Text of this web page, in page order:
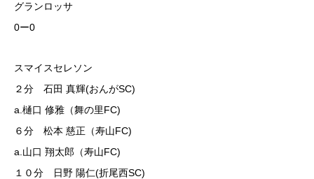
グランロッサ
0ー0
スマイスセレソン
２分 石田 真輝(おんがSC)
a.樋口 修雅（舞の里FC)
６分 松本 慈正（寿山FC)
a.山口 翔太郎（寿山FC)
１０分 日野 陽仁(折尾西SC)